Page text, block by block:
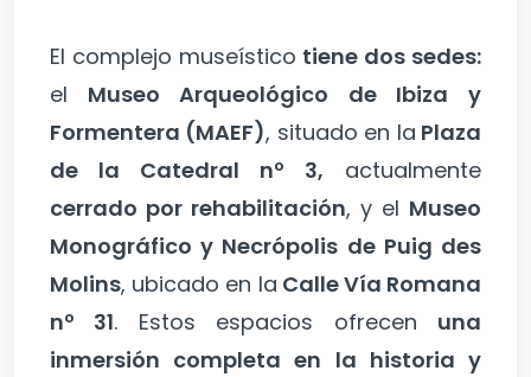
El complejo museístico tiene dos sedes:
el Museo Arqueológico de Ibiza y
Formentera (MAEF), situado en la Plaza
de la Catedral nº 3, actualmente
cerrado por rehabilitación, y el Museo
Monográfico y Necrópolis de Puig des
Molins, ubicado en la Calle Vía Romana
nº 31. Estos espacios ofrecen una
inmersión completa en la historia y